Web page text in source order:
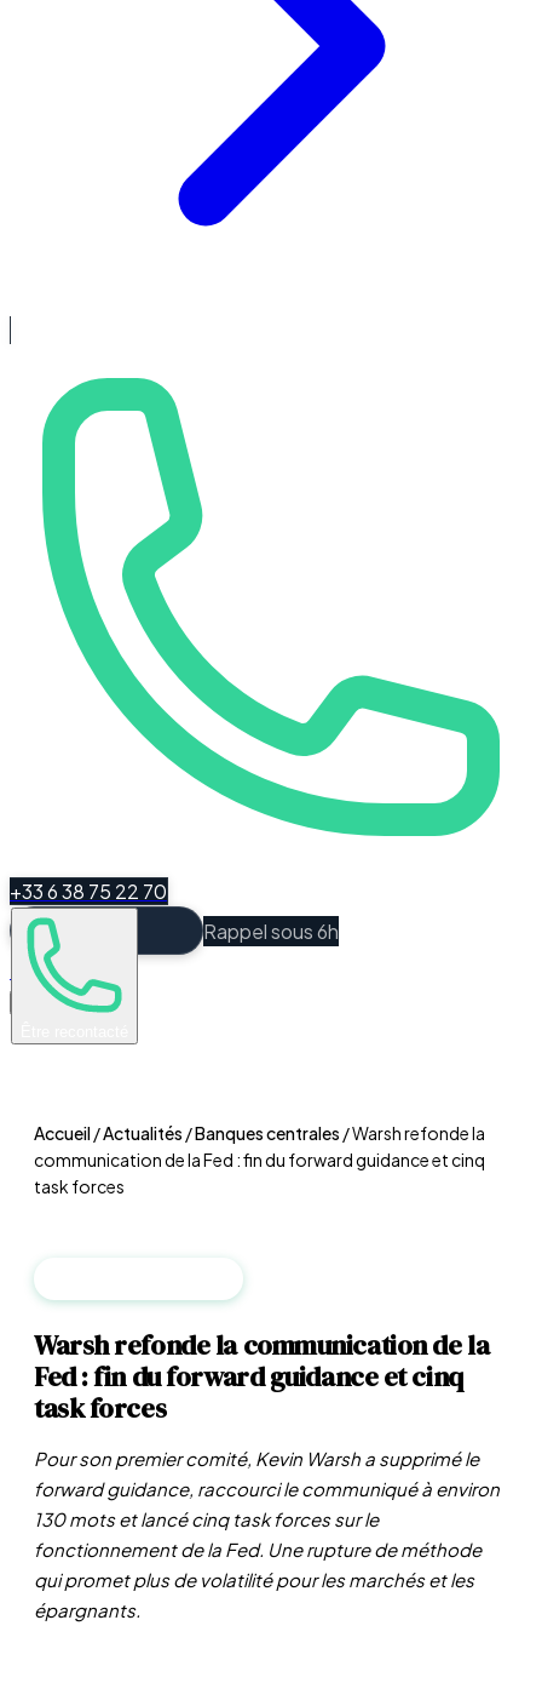
+33 6 38 75 22 70
Rappel sous 6h
Espace Client
Accueil/Actualités /Banques centrales /Warsh refonde la
communication de la Fed : fin du forward guidance et cinq
task forces
Warsh refonde la communication de la
Fed : fin du forward guidance et cinq
task forces
Pour son premier comité, Kevin Warsh a supprimé le
forward guidance, raccourci le communiqué à environ
130 mots et lancé cinq task forces sur le
fonctionnement de la Fed. Une rupture de méthode
qui promet plus de volatilité pour les marchés et les
épargnants.